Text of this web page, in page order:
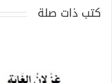
كتب ذات صلة